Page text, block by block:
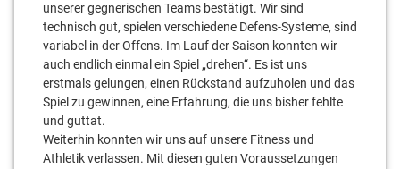
unserer gegnerischen Teams bestätigt. Wir sind
technisch gut, spielen verschiedene Defens-Systeme, sind
variabel in der Offens. Im Lauf der Saison konnten wir
auch endlich einmal ein Spiel „drehen“. Es ist uns
erstmals gelungen, einen Rückstand aufzuholen und das
Spiel zu gewinnen, eine Erfahrung, die uns bisher fehlte
und guttat.
Weiterhin konnten wir uns auf unsere Fitness und
Athletik verlassen. Mit diesen guten Voraussetzungen